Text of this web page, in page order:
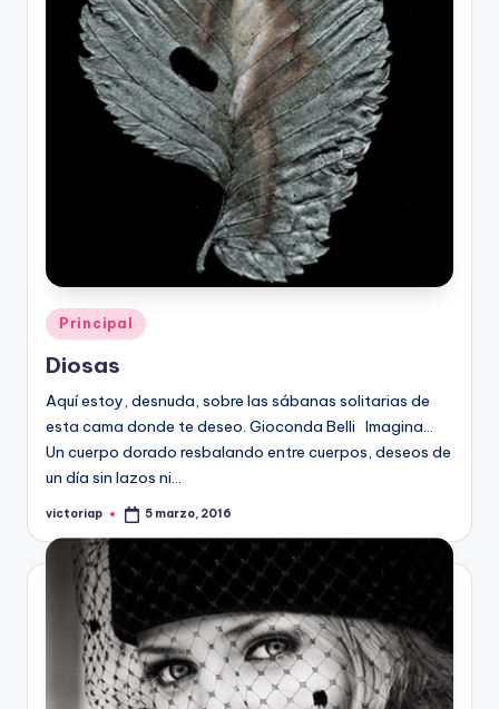
Publicado
en
Principal
Diosas
Aquí estoy, desnuda, sobre las sábanas solitarias de
esta cama donde te deseo. Gioconda Belli Imagina…
Un cuerpo dorado resbalando entre cuerpos, deseos de
un día sin lazos ni…
Publicado
victoriap 5 marzo, 2016